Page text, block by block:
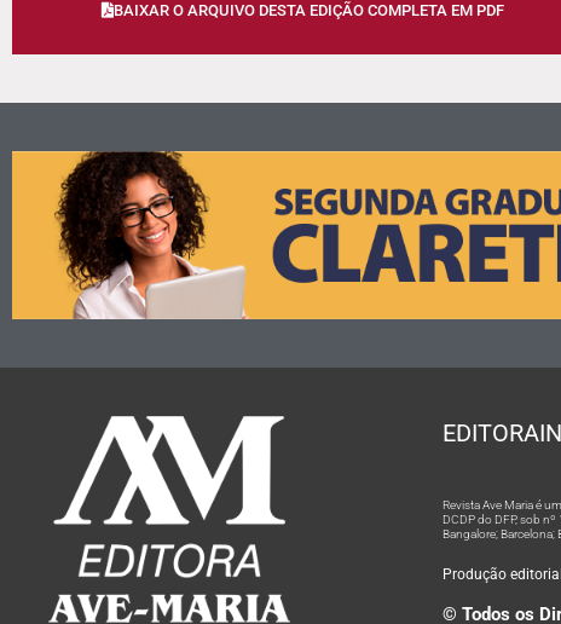
BAIXAR O ARQUIVO DESTA EDIÇÃO COMPLETA EM PDF
EDITORA
Revista Ave Maria é
DCDP do DFP, sob
Bangalore; Barcelona;
Produção
© Todos os